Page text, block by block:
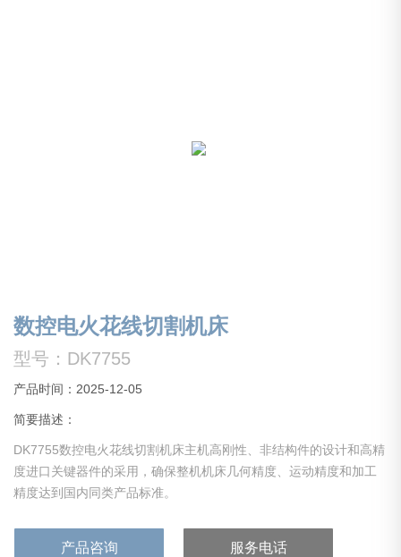
数控电火花线切割机床
型号：DK7755
产品时间：2025-12-05
简要描述：
DK7755数控电火花线切割机床主机高刚性、非结构件的设计和高精
度进口关键器件的采用，确保整机机床几何精度、运动精度和加工
精度达到国内同类产品标准。
产品咨询 服务电话